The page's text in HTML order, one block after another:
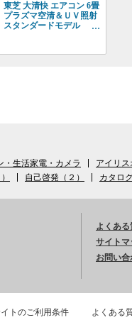
東芝 大清快 エアコン 6畳
プラズマ空清＆ＵＶ照射
スタンダードモデル
込 単相 100V 15Aタイ
・生活家電・カメラ アイリ
自己啓発（２） カタロ
よくある
サイトマ
お問い合
トのご利用条件 よくある